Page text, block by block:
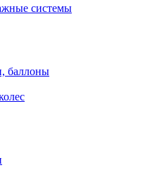
системы
баллоны